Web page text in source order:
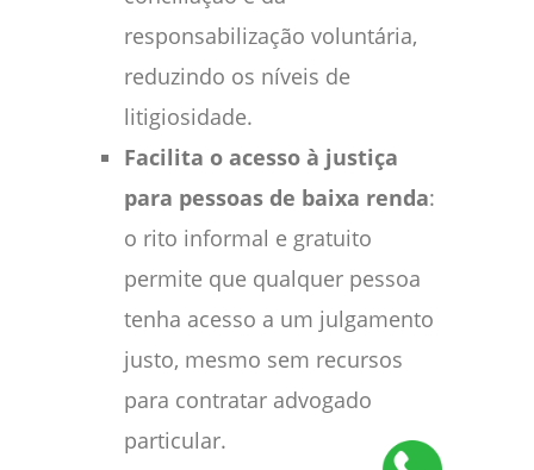
responsabilização voluntária,
reduzindo os níveis de
litigiosidade.
Facilita o acesso à justiça
para pessoas de baixa renda:
o rito informal e gratuito
permite que qualquer pessoa
tenha acesso a um julgamento
justo, mesmo sem recursos
para contratar advogado
particular.